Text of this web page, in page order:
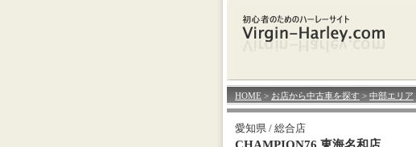
HOME > お店から中古車を探す > 中部エリア
愛知県 / 総合店